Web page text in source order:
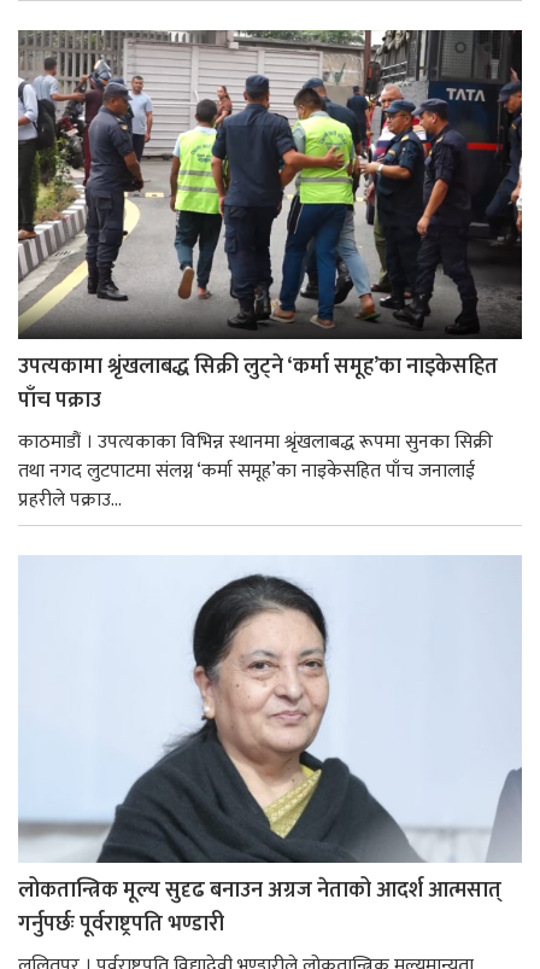
उपत्यकामा श्रृंखलाबद्ध सिक्री लुट्ने ‘कर्मा समूह’का नाइकेसहित
पाँच पक्राउ
काठमाडौं । उपत्यकाका विभिन्न स्थानमा श्रृंखलाबद्ध रूपमा सुनका सिक्री
तथा नगद लुटपाटमा संलग्न ‘कर्मा समूह’का नाइकेसहित पाँच जनालाई
प्रहरीले पक्राउ...
लोकतान्त्रिक मूल्य सुदृढ बनाउन अग्रज नेताको आदर्श आत्मसात्
गर्नुपर्छः पूर्वराष्ट्रपति भण्डारी